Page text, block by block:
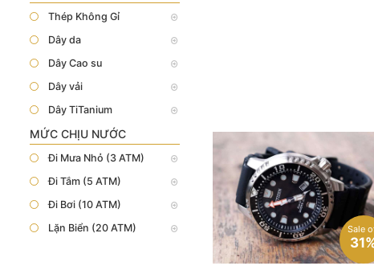
Thép Không Gỉ
Dây da
Dây Cao su
Dây vải
Dây TiTanium
MỨC CHỊU NƯỚC
Đi Mưa Nhỏ (3 ATM)
Đi Tắm (5 ATM)
Đi Bơi (10 ATM)
Lặn Biển (20 ATM)
Sale